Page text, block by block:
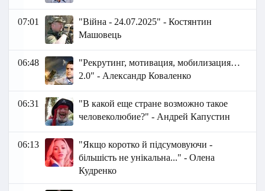
07:01
"Війна - 24.07.2025" - Костянтин
Машовець
06:48
"Рекрутинг, мотивация, мобилизация…
2.0" - Александр Коваленко
06:31
"В какой еще стране возможно такое
человеколюбие?" - Андрей Капустин
06:13
"Якщо коротко й підсумовуючи -
більшість не унікальна..." - Олена
Кудренко